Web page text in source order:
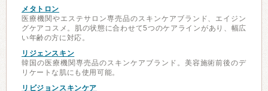
メタトロン
医療機関やエステサロン専売品のスキンケアブランド、エイジン
グケアコスメ。肌の状態に合わせて5つのケアラインがあり、幅広
い年齢の方に対応。
リジェンスキン
韓国の医療機関専売品のスキンケアブランド。美容施術前後のデ
リケートな肌にも使用可能。
リビジョンスキンケア